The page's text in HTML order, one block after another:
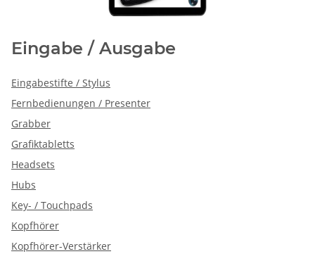
Eingabe / Ausgabe
Eingabestifte / Stylus
Fernbedienungen / Presenter
Grabber
Grafiktabletts
Headsets
Hubs
Key- / Touchpads
Kopfhörer
Kopfhörer-Verstärker